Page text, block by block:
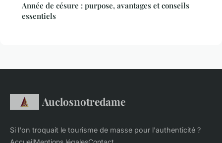
Année de césure : purpose, avantages et conseils
essentiels
Auclosnotredame
Si l'on troquait le tourisme de masse pour l'authenticité ?